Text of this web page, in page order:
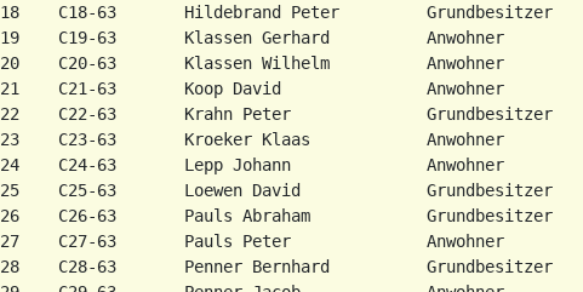
18    C18-63       Hildebrand Peter         Grundbesitzer
19    C19-63       Klassen Gerhard          Anwohner
20    C20-63       Klassen Wilhelm          Anwohner
21    C21-63       Koop David               Anwohner
22    C22-63       Krahn Peter              Grundbesitzer
23    C23-63       Kroeker Klaas            Anwohner
24    C24-63       Lepp Johann              Anwohner
25    C25-63       Loewen David             Grundbesitzer
26    C26-63       Pauls Abraham            Grundbesitzer
27    C27-63       Pauls Peter              Anwohner
28    C28-63       Penner Bernhard          Grundbesitzer